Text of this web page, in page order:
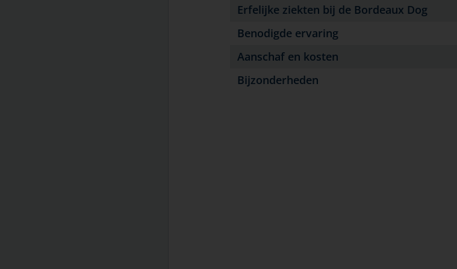
Erfelijke ziekten bij de Bordeaux Dog
Benodigde ervaring
Aanschaf en kosten
Bijzonderheden